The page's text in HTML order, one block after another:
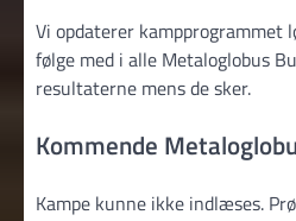
Vi opdaterer kampprogrammet
følge med i alle Metaloglobus
resultaterne mens de sker.
Kommende
Kampe kunne ikke indlæses.